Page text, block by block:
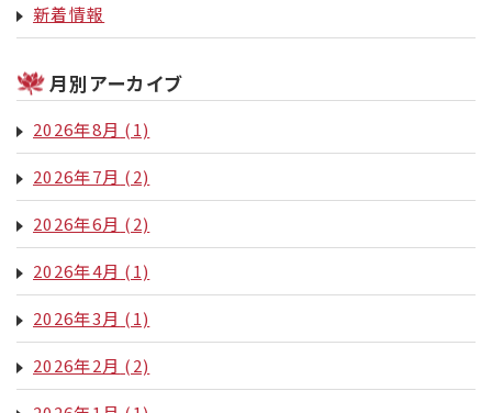
新着情報
月別アーカイブ
2026年8月 (1)
2026年7月 (2)
2026年6月 (2)
2026年4月 (1)
2026年3月 (1)
2026年2月 (2)